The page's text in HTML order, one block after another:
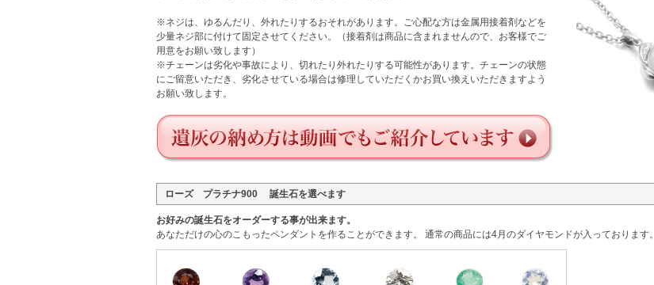
※ネジは、ゆるんだり、外れたりするおそれがあります。ご心配な方は金属用接着剤などを
少量ネジ部に付けて固定させてください。（接着剤は商品に含まれませんので、お客様でご
用意をお願い致します）
※チェーンは劣化や事故により、切れたり外れたりする可能性があります。チェーンの状態
にご留意いただき、劣化させている場合は修理していただくかお買い換えいただきますよう
お願い致します。
ローズ プラチナ900 誕生石を選べます
お好みの誕生石をオーダーする事が出来ます。
あなただけの心のこもったペンダントを作ることができます。 通常の商品には4月のダイヤモンドが入っております。